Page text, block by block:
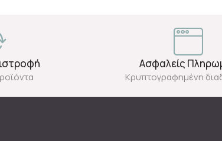
Ασφαλείς
Κρυπτογραφημένη